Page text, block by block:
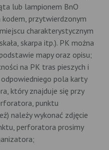
lub lampionem BnO
przytwierdzonym
charakterystycznym
skarpa itp.). PK można
mapy oraz opisu;
na PK tras pieszych i
pola karty
który znajduje się przy
punktu
należy wykonać zdjęcie
perforatora prosimy